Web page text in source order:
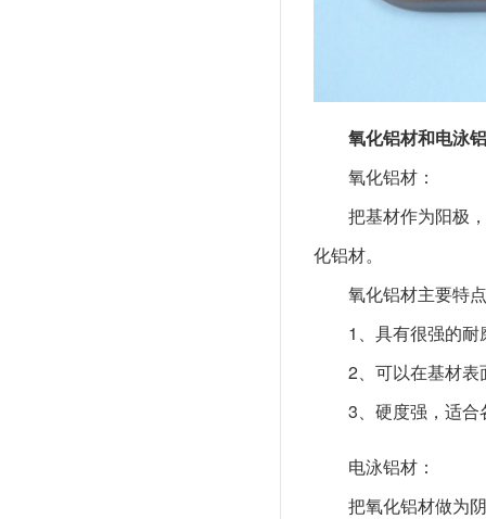
氧化铝材和电泳
氧化铝材：
把基材作为阳极
化铝材。
氧化铝材主要特
1、具有很强的
2、可以在基材
3、硬度强，适
电泳铝材：
把氧化铝材做为